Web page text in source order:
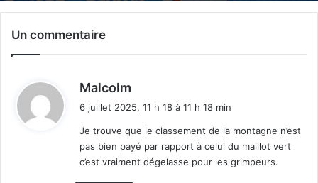
Un commentaire
Malcolm
:
6 juillet 2025, 11 h 18 à 11 h 18 min
Je trouve que le classement de la montagne n’est
pas bien payé par rapport à celui du maillot vert
c’est vraiment dégelasse pour les grimpeurs.